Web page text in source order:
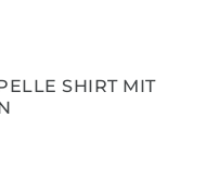
SHIRT MIT